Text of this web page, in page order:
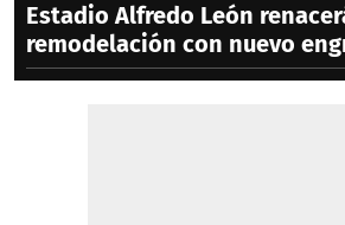
Estadio Alfredo León
remodelación con nuevo